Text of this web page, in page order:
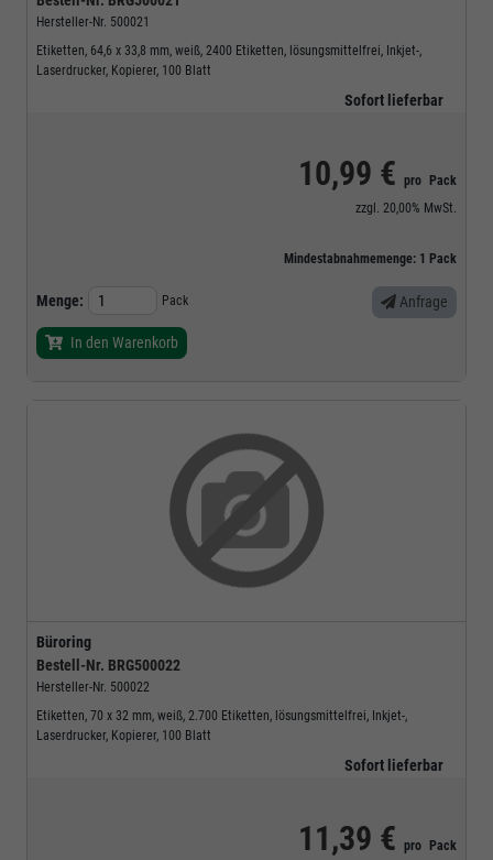
Hersteller-Nr. 500021
Etiketten, 64,6 x 33,8 mm, weiß, 2400 Etiketten, lösungsmittelfrei, Inkjet-,
Laserdrucker, Kopierer, 100 Blatt
Sofort lieferbar
10,99 € pro
Pack
zzgl. 20,00% MwSt.
Mindestabnahmemenge: 1 Pack
Menge: Pack Anfrage
In den Warenkorb
Büroring
Bestell-Nr. BRG500022
Hersteller-Nr. 500022
Etiketten, 70 x 32 mm, weiß, 2.700 Etiketten, lösungsmittelfrei, Inkjet-,
Laserdrucker, Kopierer, 100 Blatt
Sofort lieferbar
11,39 € pro
Pack